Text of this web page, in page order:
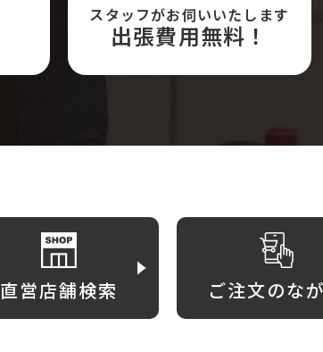
スタッフがお伺いいたします
出張費用無料！
直営店舗検索 ご注文のな